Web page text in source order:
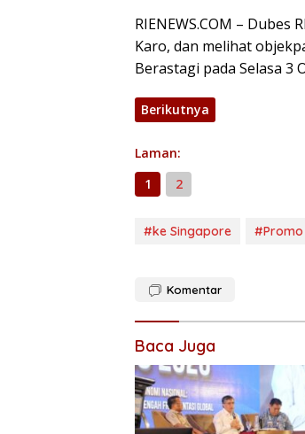
RIENEWS.COM –
Karo, dan melihat
Berastagi pada Selasa 3
Berikutnya
Laman:
1
2
#ke Singapore
Komentar
Baca Juga